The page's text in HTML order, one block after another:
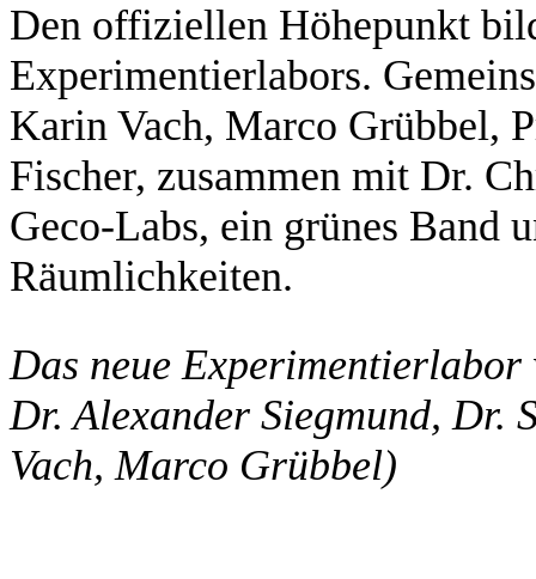
Den offiziellen Höhepunkt
Experimentierlabors.
Karin Vach, Marco Grübbel,
Fischer, zusammen mit Dr.
Geco-Labs, ein grünes Band
Räumlichkeiten.
Das neue
Dr. Alexander Siegmund, Dr.
Vach, Marco Grübbel)